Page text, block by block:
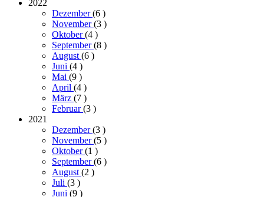
2022
Dezember(6 )
November(3 )
Oktober(4 )
September(8 )
August(6 )
Juni (4 )
Mai (9 )
April (4 )
März (7 )
Februar(3 )
2021
Dezember(3 )
November(5 )
Oktober(1 )
September(6 )
August(2 )
Juli (3 )
Juni (9 )